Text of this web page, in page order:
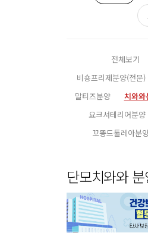
전체보기
비숑프리제분양(전문)
말티즈분양
치와와
요크셔테리어분양
꼬똥드툴레아분
단모치와와